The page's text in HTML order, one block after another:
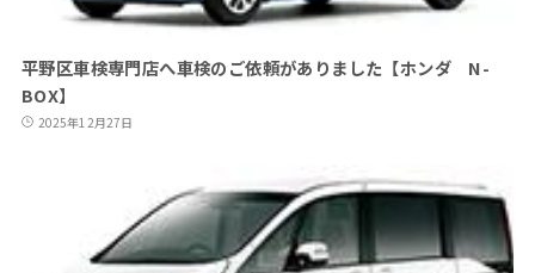
平野区車検専門店へ車検のご依頼がありました【ホンダ N-
BOX】
2025年12月27日